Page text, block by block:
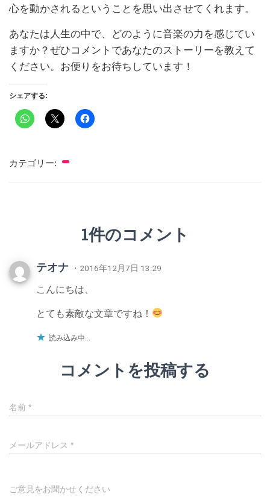
心を動かされるということを思い出させてくれます。
あなたは人生の中で、どのように音楽の力を感じてい
ますか？ぜひコメントであなたのストーリーを教えて
ください。お便りをお待ちしています！
シェアする:
カテゴリー:
1件のコメント
テオナ ・2016年12月7日 13:29
こんにちは、
とても素敵な文章ですね！
読み込み中...
コメントを投稿する
名前 *
メールアドレス *
ご意見をお聞かせください